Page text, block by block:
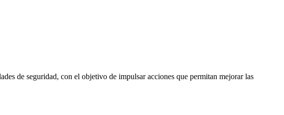
de seguridad, con el objetivo de impulsar acciones que permitan mejorar las